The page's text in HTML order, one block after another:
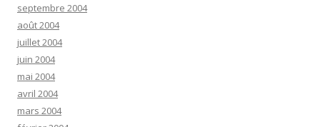
septembre 2004
août 2004
juillet 2004
juin 2004
mai 2004
avril 2004
mars 2004